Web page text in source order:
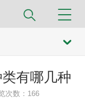
有哪几种
次数： 166